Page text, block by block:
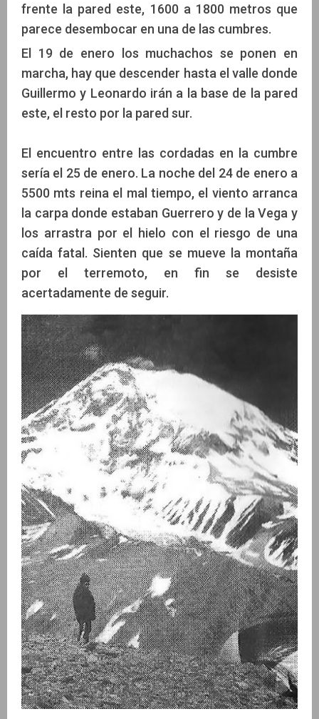
frente la pared este, 1600 a 1800 metros que
parece desembocar en una de las cumbres.
El 19 de enero los muchachos se ponen en
marcha, hay que descender hasta el valle donde
Guillermo y Leonardo irán a la base de la pared
este, el resto por la pared sur.
El encuentro entre las cordadas en la cumbre
sería el 25 de enero. La noche del 24 de enero a
5500 mts reina el mal tiempo, el viento arranca
la carpa donde estaban Guerrero y de la Vega y
los arrastra por el hielo con el riesgo de una
caída fatal. Sienten que se mueve la montaña
por el terremoto, en fin se desiste
acertadamente de seguir.